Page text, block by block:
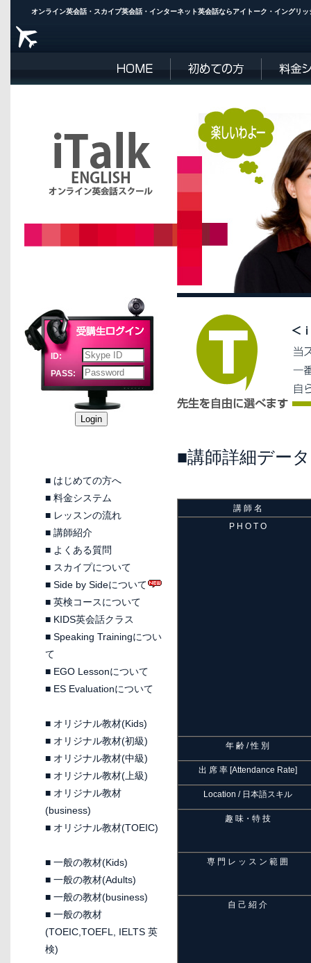
オンライン英会話・スカイプ英会話・インターネット英会話ならアイトーク・イングリ
ID:
PASS:
■ はじめての方へ
■ 料金システム
■ レッスンの流れ
■ 講師紹介
■ よくある質問
■ スカイプについて
■ Side by Sideについて
■ 英検コースについて
■ KIDS英会話クラス
■ Speaking Trainingについ
て
■ EGO Lessonについて
■ ES Evaluationについて
■ オリジナル教材(Kids)
■ オリジナル教材(初級)
■ オリジナル教材(中級)
■ オリジナル教材(上級)
■ オリジナル教材
(business)
■ オリジナル教材(TOEIC)
■ 一般の教材(Kids)
■ 一般の教材(Adults)
■ 一般の教材(business)
■ 一般の教材
(TOEIC,TOEFL, IELTS 英
検)
■講師詳細データ
講 師 名
P H O T O
年 齢 / 性 別
出 席 率 [Attendance Rate]
Location / 日本語スキル
趣 味・特 技
専 門 レ ッ ス ン 範 囲
自 己 紹 介